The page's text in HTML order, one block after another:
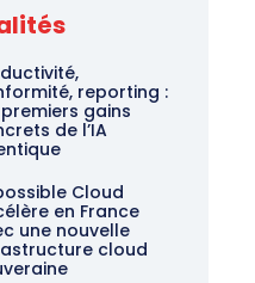
reporting :
gains
de l’IA
Cloud
en France
une nouvelle
cloud